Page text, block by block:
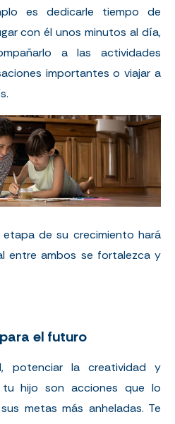
es dedicarle tiempo de
con él unos minutos al día,
a las actividades
importantes o viajar a
de su crecimiento hará
entre ambos se fortalezca y
el futuro
potenciar la creatividad y
hijo son acciones que lo
metas más anheladas. Te